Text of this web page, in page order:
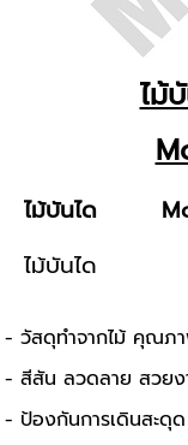
ไม้
ไม้บันได
ไม้บันได
- วัสดุทำจากไม้ คุณภ
- สีสัน ลวดลาย สวยง
- ป้องกันการเดินสะดุด